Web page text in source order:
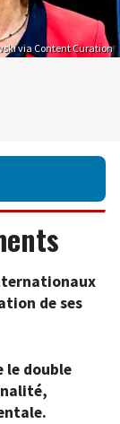
via Content Curation
de ses
le double